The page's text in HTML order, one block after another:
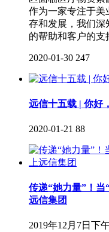
作为一家专注于美
存和发展，我们深
的帮助和客户的支
2020-01-30 247
远信十五载 | 你好
2020-01-21 88
传递“她力量”！当
远信集团
2019年12月7日下